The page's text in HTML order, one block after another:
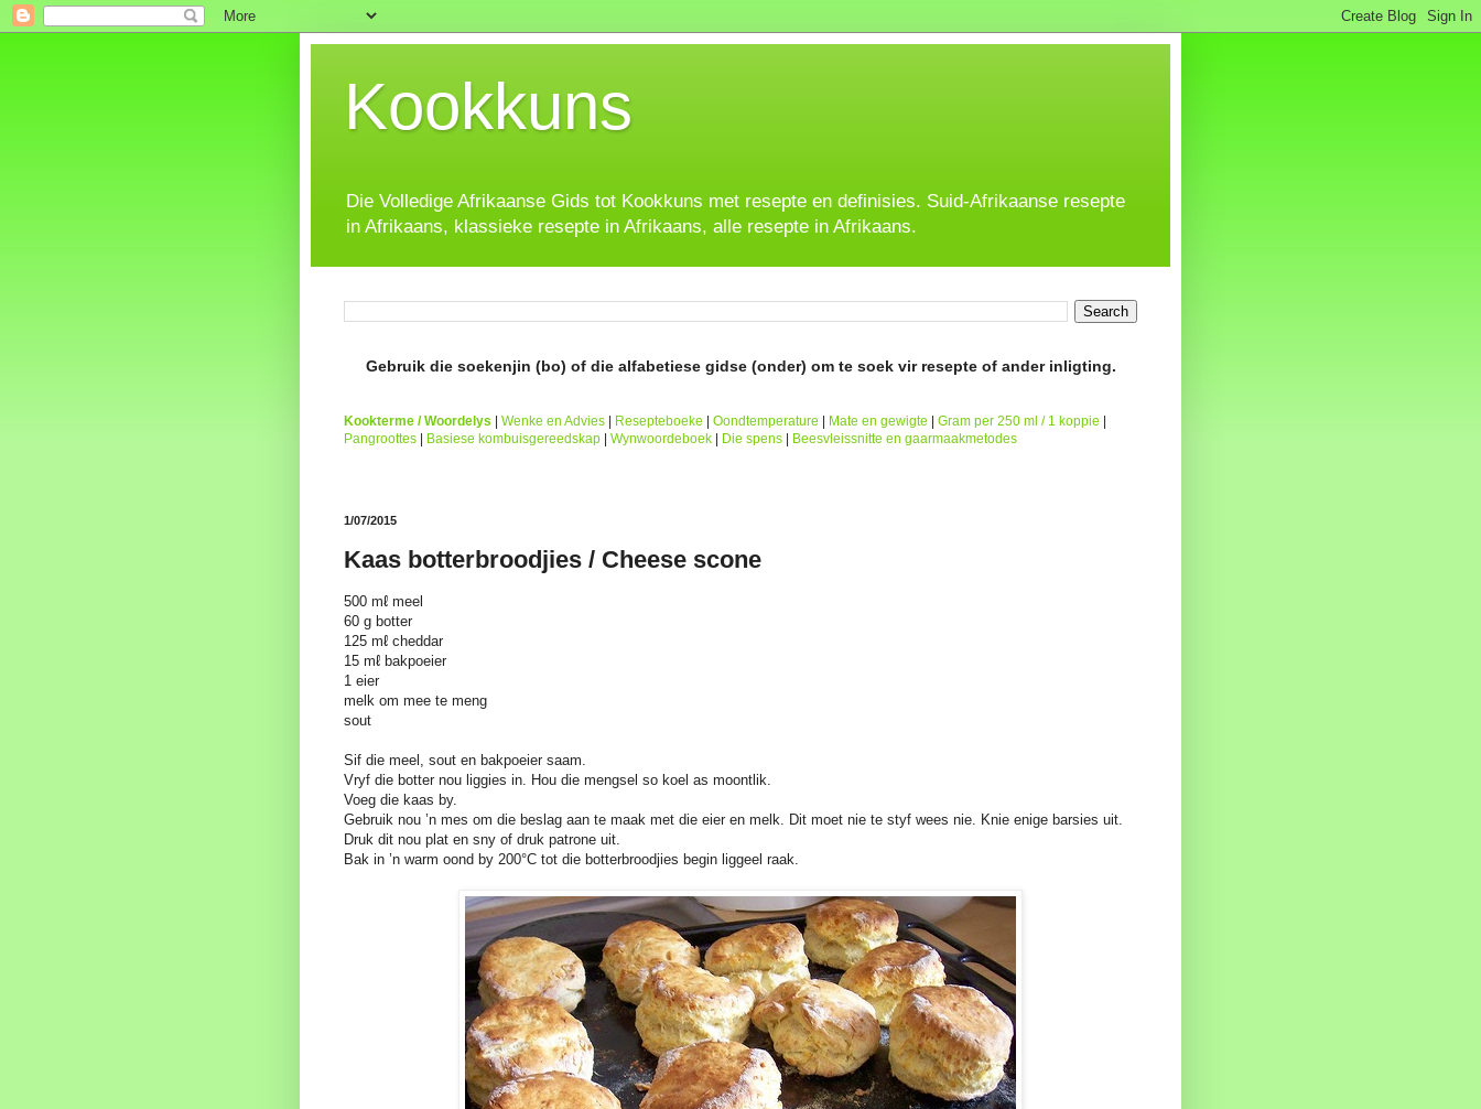
Kookkuns
Die Volledige Afrikaanse Gids tot Kookkuns met resepte en definisies. Suid-Afrikaanse resepte
in Afrikaans, klassieke resepte in Afrikaans, alle resepte in Afrikaans.
Gebruik die soekenjin (bo) of die alfabetiese gidse (onder) om te soek vir resepte of ander inligting.
Kookterme / Woordelys Wenke en Advies Resepteboeke Oondtemperature Mate en gewigte Gram per 250 ml / 1 koppie
Pangroottes
Basiese kombuisgereedskap Wynwoordeboek Die spens Beesvleissnitte en gaarmaakmetodes
1/07/2015
Kaas botterbroodjies / Cheese scone
500 mℓ meel
60 g botter
125 mℓ cheddar
15 mℓ bakpoeier
1 eier
melk om mee te meng
sout
Sif die meel, sout en bakpoeier saam.
Vryf die botter nou liggies in. Hou die mengsel so koel as moontlik.
Voeg die kaas by.
Gebruik nou ’n mes om die beslag aan te maak met die eier en melk. Dit moet nie te styf wees nie. Knie enige barsies uit.
Druk dit nou plat en sny of druk patrone uit.
Bak in ’n warm oond by 200°C tot die botterbroodjies begin liggeel raak.